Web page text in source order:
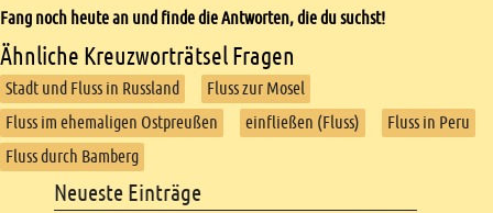
Fang noch heute an und finde die Antworten, die du suchst!
Ähnliche Kreuzworträtsel Fragen
Stadt und Fluss in Russland
Fluss zur Mosel
Fluss im ehemaligen Ostpreußen
einfließen (Fluss)
Fluss in Peru
Fluss durch Bamberg
Footer content
Neueste Einträge